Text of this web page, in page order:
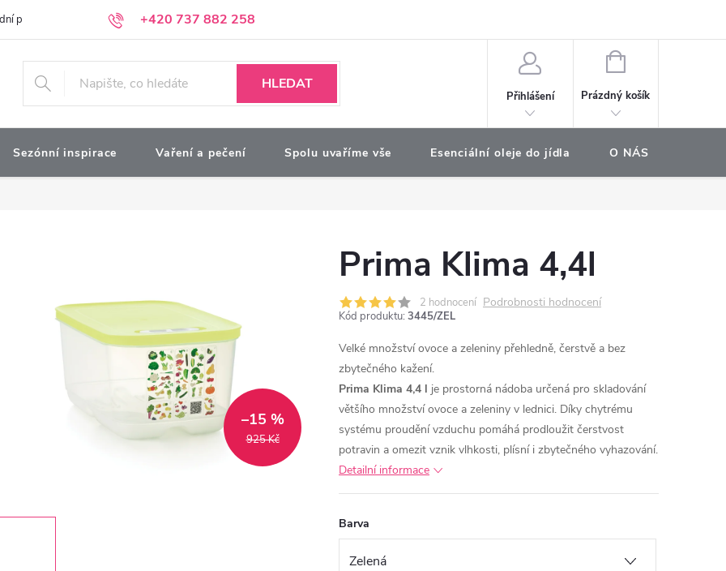
+420 737 882 258
podmínky Podmínky ochrany osobních údajů
HLEDAT
Přihlášení
NÁKUPNÍ
Prázdný košík
Sezónní inspirace Vaření a pečení Spolu uvaříme vše Esenciální oleje do jídla O NÁS
925 Kč
–15 %
Prima Klima 4,4l
2 hodnocení Podrobnosti hodnocení
Kód produktu: 3445/ZEL
Velké množství ovoce a zeleniny přehledně, čerstvě a bez
zbytečného kažení.
Prima Klima 4,4 l je prostorná nádoba určená pro skladování
většího množství ovoce a zeleniny v lednici. Díky chytrému
systému proudění vzduchu pomáhá prodloužit čerstvost
potravin a omezit vznik vlhkosti, plísní i zbytečného vyhazování.
Detailní informace
Barva